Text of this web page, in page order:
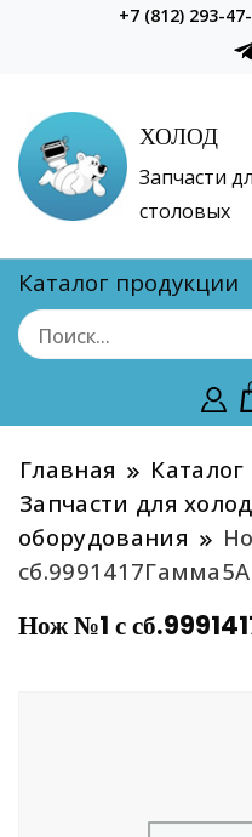
+7 (812) 293-
ХОЛОД
Запчасти
столовых
Каталог продукции
Главная
Запчасти для
оборудования
сб.9991417Гамма5А
Нож №1 с